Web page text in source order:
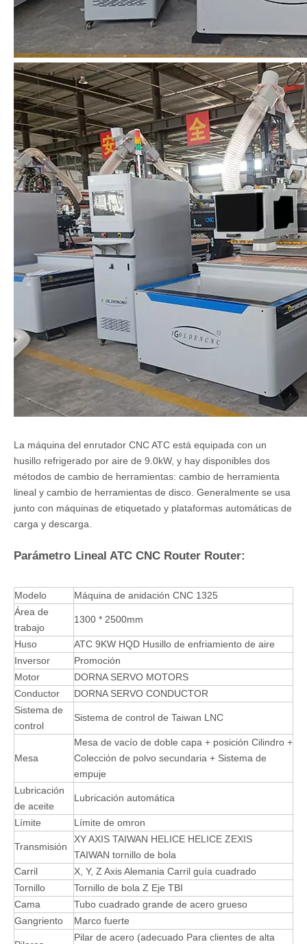
La máquina del enrutador CNC ATC está equipada con un
husillo refrigerado por aire de 9.0kW, y hay disponibles dos
métodos de cambio de herramientas: cambio de herramienta
lineal y cambio de herramientas de disco. Generalmente se usa
junto con máquinas de etiquetado y plataformas automáticas de
carga y descarga.
Parámetro Lineal ATC CNC Router Router:
Modelo
Máquina de anidación CNC 1325
Área de
trabajo
1300 * 2500mm
Huso
ATC 9KW HQD Husillo de enfriamiento de aire
Inversor
Promoción
Motor
DORNA SERVO MOTORS
Conductor
DORNA SERVO CONDUCTOR
Sistema de
control
Sistema de control de Taiwan LNC